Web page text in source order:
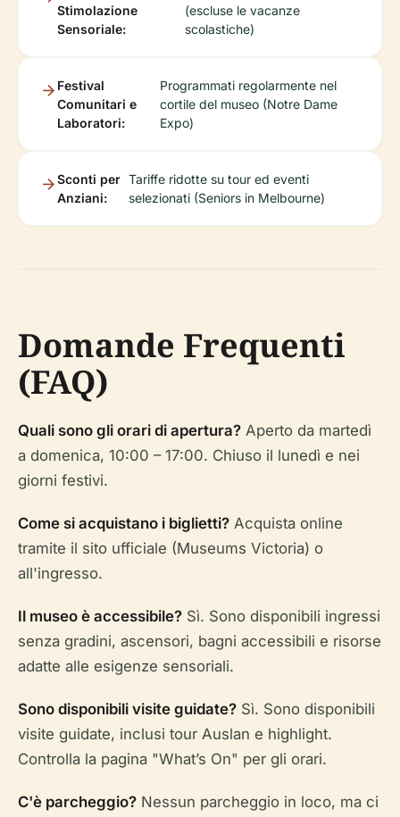
Stimolazione
Sensoriale:
(escluse le vacanze
scolastiche)
Festival
Comunitari e
Laboratori:
Programmati regolarmente nel
cortile del museo (Notre Dame
Expo)
Sconti per
Anziani:
Tariffe ridotte su tour ed eventi
selezionati (Seniors in Melbourne)
Domande Frequenti
(FAQ)
Quali sono gli orari di apertura? Aperto da martedì
a domenica, 10:00 – 17:00. Chiuso il lunedì e nei
giorni festivi.
Come si acquistano i biglietti? Acquista online
tramite il sito ufficiale (Museums Victoria) o
all'ingresso.
Il museo è accessibile? Sì. Sono disponibili ingressi
senza gradini, ascensori, bagni accessibili e risorse
adatte alle esigenze sensoriali.
Sono disponibili visite guidate? Sì. Sono disponibili
visite guidate, inclusi tour Auslan e highlight.
Controlla la pagina "What’s On" per gli orari.
C'è parcheggio? Nessun parcheggio in loco, ma ci